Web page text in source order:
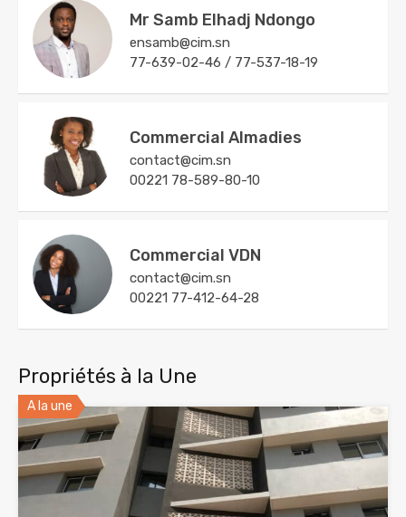
Mr Samb Elhadj Ndongo
ensamb@cim.sn
77-639-02-46 / 77-537-18-19
Commercial Almadies
contact@cim.sn
00221 78-589-80-10
Commercial VDN
contact@cim.sn
00221 77-412-64-28
Propriétés à la Une
A la une